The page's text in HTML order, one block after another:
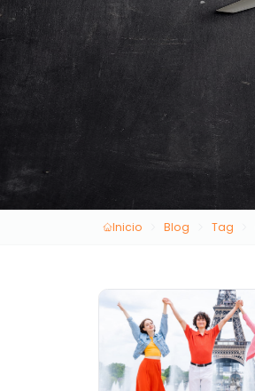
Inicio Blog Tag